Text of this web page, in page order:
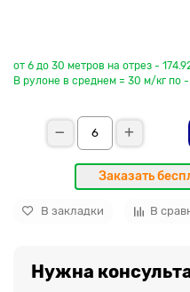
от 6 до 30 метров на отрез -
В рулоне в среднем = 30 м/кг по -
Заказать
В закладки В
Нужна